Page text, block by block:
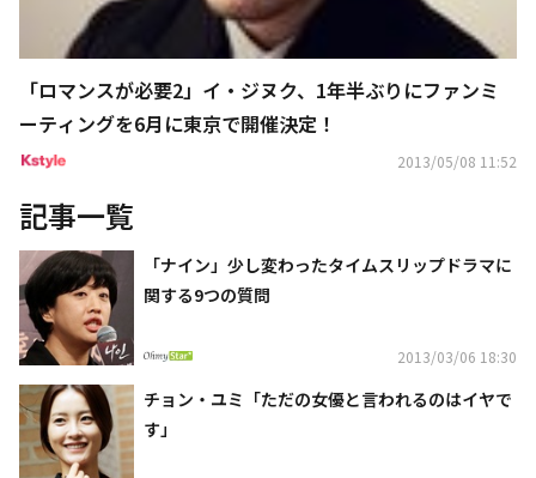
「ロマンスが必要2」イ・ジヌク、1年半ぶりにファンミ
ーティングを6月に東京で開催決定！
2013/05/08 11:52
記事一覧
「ナイン」少し変わったタイムスリップドラマに
関する9つの質問
2013/03/06 18:30
チョン・ユミ「ただの女優と言われるのはイヤで
す」